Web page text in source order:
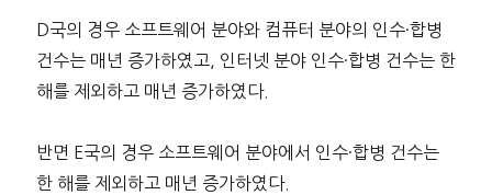
D국의 경우 소프트웨어 분야와 컴퓨터 분야의 인수·합병
건수는 매년 증가하였고, 인터넷 분야 인수·합병 건수는 한
해를 제외하고 매년 증가하였다.
반면 E국의 경우 소프트웨어 분야에서 인수·합병 건수는
한 해를 제외하고 매년 증가하였다.